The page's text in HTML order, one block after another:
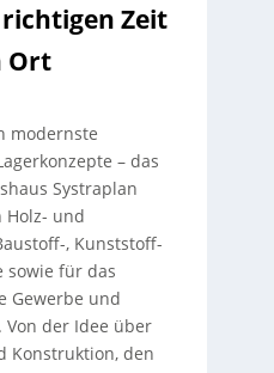
Zeit
Ort
modernste
– das
Systraplan
Holz- und
, Kunststoff-
für das
Gewerbe und
der Idee über
Konstruktion, den